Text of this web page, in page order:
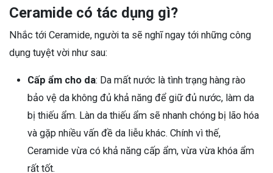
Ceramide có tác dụng gì?
Nhắc tới Ceramide, người ta sẽ nghĩ ngay tới những công
dụng tuyệt vời như sau:
Cấp ẩm cho da: Da mất nước là tình trạng hàng rào
bảo vệ da không đủ khả năng để giữ đủ nước, làm da
bị thiếu ẩm. Làn da thiếu ẩm sẽ nhanh chóng bị lão hóa
và gặp nhiều vấn đề da liễu khác. Chính vì thế,
Ceramide vừa có khả năng cấp ẩm, vừa vừa khóa ẩm
rất tốt.